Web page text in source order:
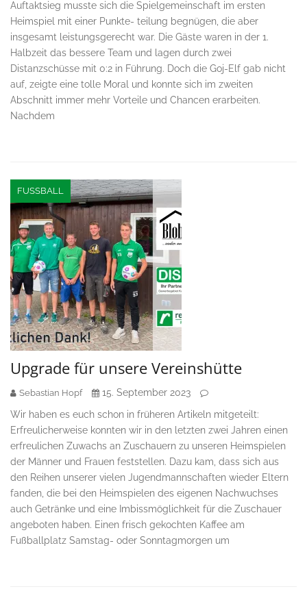
Auftaktsieg musste sich die Spielgemeinschaft im ersten
Heimspiel mit einer Punkte- teilung begnügen, die aber
insgesamt leistungsgerecht war. Die Gäste waren in der 1.
Halbzeit das bessere Team und lagen durch zwei
Distanzschüsse mit 0:2 in Führung. Doch die Goj-Elf gab nicht
auf, zeigte eine tolle Moral und konnte sich im zweiten
Abschnitt immer mehr Vorteile und Chancen erarbeiten.
Nachdem
FUSSBALL
Upgrade für unsere Vereinshütte
Sebastian Hopf
15. September 2023
Wir haben es euch schon in früheren Artikeln mitgeteilt:
Erfreulicherweise konnten wir in den letzten zwei Jahren einen
erfreulichen Zuwachs an Zuschauern zu unseren Heimspielen
der Männer und Frauen feststellen. Dazu kam, dass sich aus
den Reihen unserer vielen Jugendmannschaften wieder Eltern
fanden, die bei den Heimspielen des eigenen Nachwuchses
auch Getränke und eine Imbissmöglichkeit für die Zuschauer
angeboten haben. Einen frisch gekochten Kaffee am
Fußballplatz Samstag- oder Sonntagmorgen um